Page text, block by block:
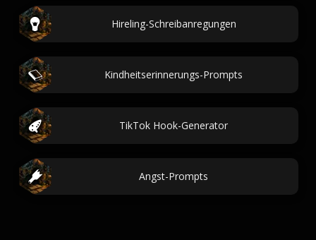
Hireling-Schreibanregungen
Kindheitserinnerungs-Prompts
TikTok Hook-Generator
Angst-Prompts